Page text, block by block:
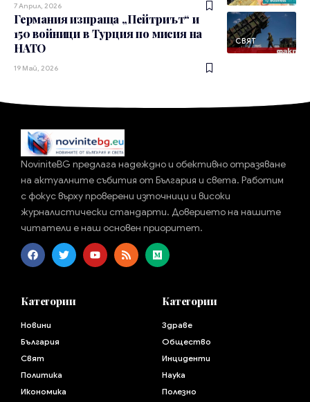
7 Април, 2026
СВЯТ
Германия изпраща „Пейтриът“ и
150 войници в Турция по мисия на
НАТО
19 Май, 2026
NoviniteBG предлага надеждно и обективно отразяване
на актуалните събития от България и света. Работим
с фокус върху проверени източници и високи
журналистически стандарти. Доверието на нашите
читатели е наш основен приоритет.
Категории
Новини
България
Свят
Политика
Икономика
Категории
Здраве
Общество
Инциденти
Наука
Полезно